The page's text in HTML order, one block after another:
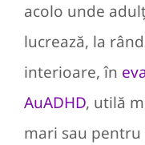
acolo unde
lucrează, la
interioare, în
AuADHD, utilă
mari sau